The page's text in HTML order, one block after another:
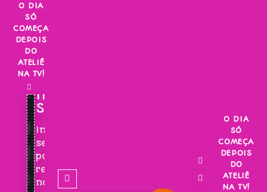
Skip
content
O DIA
SÓ
COMEÇA
DEPOIS
DO
ATELIÊ
NA TV!
INSCREVA-
SE!
Inscreva-
se
para
receber
novidades!
O DIA
SÓ
COMEÇA
DEPOIS
DO
ATELIÊ
NA TV!